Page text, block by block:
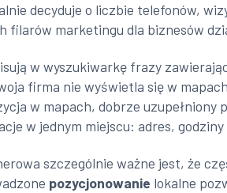
decyduje o liczbie telefonów,
filarów marketingu dla biznesów
w wyszukiwarkę frazy
firma nie wyświetla się w
w mapach, dobrze
w jednym miejscu: adres,
szczególnie ważne jest, że
pozycjonowanie lokalne